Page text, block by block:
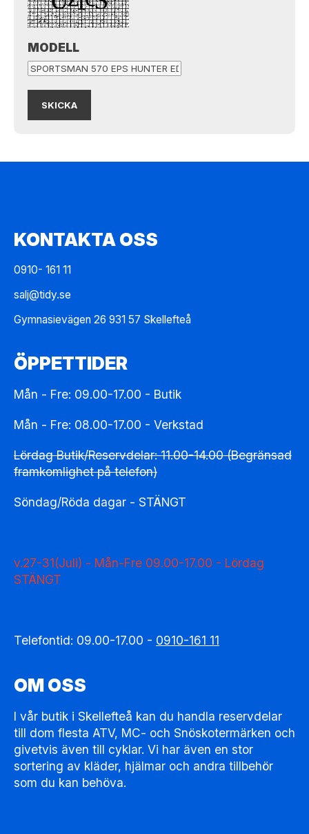
MODELL
KONTAKTA OSS
0910- 161 11
salj@tidy.se
Gymnasievägen 26 931 57 Skellefteå
ÖPPETTIDER
Mån - Fre: 09.00-17.00 - Butik
Mån - Fre: 08.00-17.00 - Verkstad
Lördag Butik/Reservdelar: 11.00-14.00 (Begränsad
framkomlighet på telefon)
Söndag/Röda dagar - STÄNGT
v.27-31(Juli) - Mån-Fre 09.00-17.00 - Lördag
STÄNGT
Telefontid: 09.00-17.00 - 0910-161 11
OM OSS
I vår butik i Skellefteå kan du handla reservdelar
till dom flesta ATV, MC- och Snöskotermärken och
givetvis även till cyklar. Vi har även en stor
sortering av kläder, hjälmar och andra tillbehör
som du kan behöva.